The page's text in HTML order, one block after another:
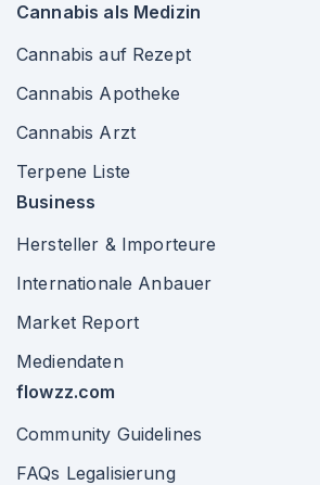
Cannabis als Medizin
Cannabis auf Rezept
Cannabis Apotheke
Cannabis Arzt
Terpene Liste
Business
Hersteller & Importeure
Internationale Anbauer
Market Report
Mediendaten
flowzz.com
Community Guidelines
FAQs Legalisierung